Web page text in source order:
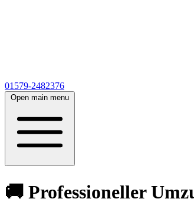
01579-2482376
Open main menu
🚚 Professioneller